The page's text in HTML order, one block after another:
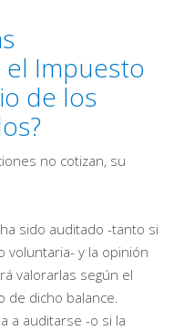
el Impuesto
de los
no cotizan, su
sido auditado -tanto si
voluntaria- y la opinión
valorarlas según el
de dicho balance.
a auditarse -o si la